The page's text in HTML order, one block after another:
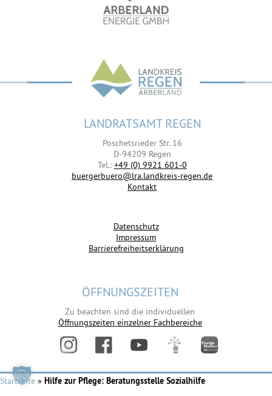
LANDRATSAMT REGEN
Poschetsrieder Str. 16
D-94209 Regen
Tel.: +49 (0) 9921 601-0
buergerbuero@lra.landkreis-regen.de
Kontakt
Datenschutz
Impressum
Barrierefreiheitserklärung
ÖFFNUNGSZEITEN
Zu beachten sind die individuellen
Öffnungszeiten einzelner Fachbereiche
Startseite » Hilfe zur Pflege: Beratungsstelle Sozialhilfe